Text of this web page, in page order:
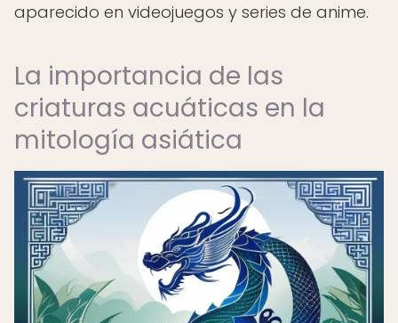
aparecido en videojuegos y series de anime.
La importancia de las
criaturas acuáticas en la
mitología asiática